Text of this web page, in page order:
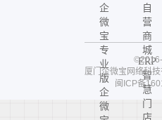
企
微
宝
专
业
版
企
微
自
营
商
城
ERP
智
慧
门
店
厦门企微宝网络科
闽ICP备